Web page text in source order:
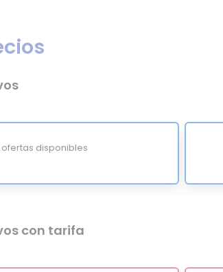
disponibles
con tarifa